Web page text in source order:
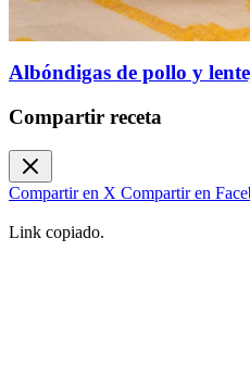
Albóndigas de pollo y
Compartir receta
Compartir en X Compartir en
Link copiado.